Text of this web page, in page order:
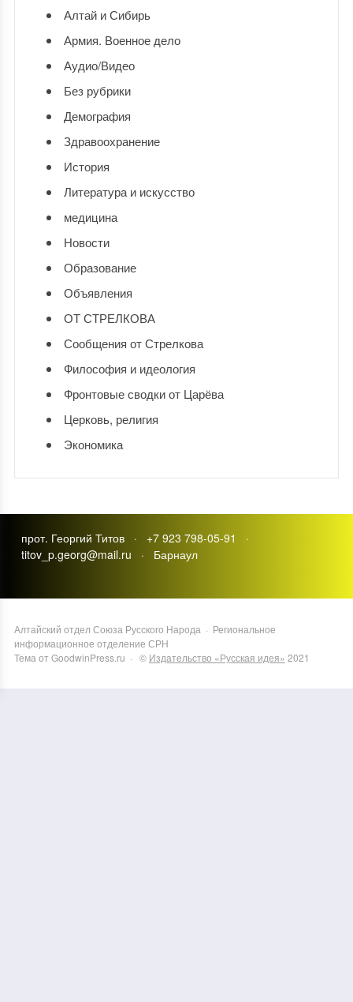
Алтай и Сибирь
Армия. Военное дело
Аудио/Видео
Без рубрики
Демография
Здравоохранение
История
Литература и искусство
медицина
Новости
Образование
Объявления
ОТ СТРЕЛКОВА
Сообщения от Стрелкова
Философия и идеология
Фронтовые сводки от Царёва
Церковь, религия
Экономика
прот. Георгий Титов · +7 923 798-05-91 ·
titov_p.georg@mail.ru · Барнаул
Алтайский отдел Союза Русского Народа · Региональное
информационное отделение СРН
Тема от GoodwinPress.ru · © Издательство «Русская идея» 2021